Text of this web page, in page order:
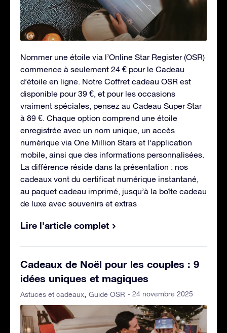
Nommer une étoile via l’Online Star Register (OSR)
commence à seulement 24 € pour le Cadeau
d’étoile en ligne. Notre Coffret cadeau OSR est
disponible pour 39 €, et pour les occasions
vraiment spéciales, pensez au Cadeau Super Star
à 89 €. Chaque option comprend une étoile
enregistrée avec un nom unique, un accès
numérique via One Million Stars et l’application
mobile, ainsi que des informations personnalisées.
La différence réside dans la présentation : nos
cadeaux vont du certificat numérique instantané,
au paquet cadeau imprimé, jusqu’à la boîte cadeau
de luxe avec souvenirs et extras
Lire l'article complet
Cadeaux de Noël pour les couples : 9
idées uniques et magiques
Astuces et cadeaux Guide OSR - 24 novembre 2025